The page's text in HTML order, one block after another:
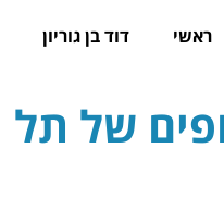
ראשי דוד בן גוריון
של תל